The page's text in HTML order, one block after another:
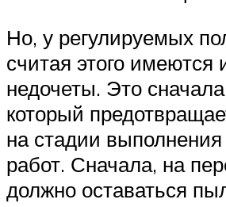
Но, у регулируемых
считая этого имеются
недочеты. Это
который
на стадии
работ. Сначала, на
должно оставаться